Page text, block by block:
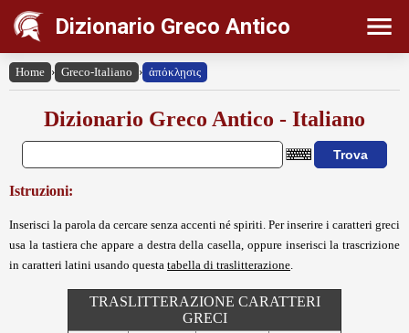
Dizionario Greco Antico
Home › Greco-Italiano › ἀπόκλῃσις
Dizionario Greco Antico - Italiano
Istruzioni:
Inserisci la parola da cercare senza accenti né spiriti. Per inserire i caratteri greci
usa la tastiera che appare a destra della casella, oppure inserisci la trascrizione
in caratteri latini usando questa tabella di traslitterazione
TRASLITTERAZIONE CARATTERI
GRECI